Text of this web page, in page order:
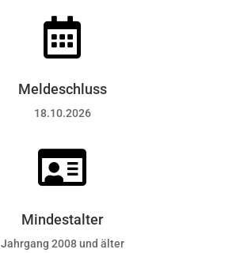

Meldeschluss
18.10.2026

Mindestalter
Jahrgang 2008 und älter